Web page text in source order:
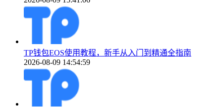
TP钱包EOS使用教程，新手从入门到精通全指南
2026-08-09 14:54:59